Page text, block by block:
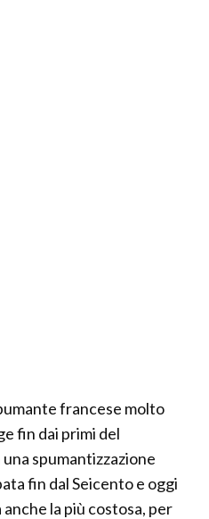
francese molto
fin dai primi del
spumantizzazione
fin dal Seicento e oggi
la più costosa, per